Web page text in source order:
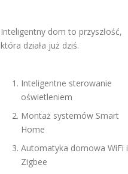
Inteligentny dom to przyszłość,
która działa już dziś.
Inteligentne sterowanie
oświetleniem
Montaż systemów Smart
Home
Automatyka domowa WiFi i
Zigbee